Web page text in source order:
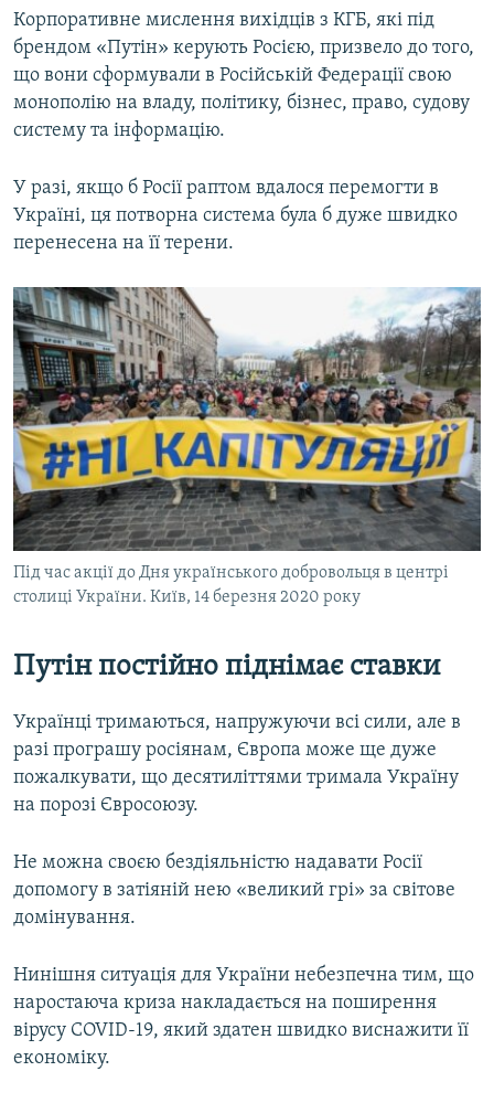
Корпоративне мислення вихідців з КГБ, які під
брендом «Путін» керують Росією, призвело до того,
що вони сформували в Російській Федерації свою
монополію на владу, політику, бізнес, право, судову
систему та інформацію.
У разі, якщо б Росії раптом вдалося перемогти в
Україні, ця потворна система була б дуже швидко
перенесена на її терени.
Під час акції до Дня українського добровольця в центрі
столиці України. Київ, 14 березня 2020 року
Путін постійно піднімає ставки
Українці тримаються, напружуючи всі сили, але в
разі програшу росіянам, Європа може ще дуже
пожалкувати, що десятиліттями тримала Україну
на порозі Євросоюзу.
Не можна своєю бездіяльністю надавати Росії
допомогу в затіяній нею «великий грі» за світове
домінування.
Нинішня ситуація для України небезпечна тим, що
наростаюча криза накладається на поширення
вірусу COVID-19, який здатен швидко виснажити її
економіку.